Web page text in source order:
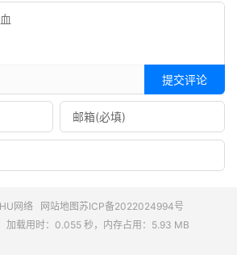
提交评论
HU网络 网站地图 苏ICP备2022024994号
加载用时：0.055 秒，内存占用：5.93 MB